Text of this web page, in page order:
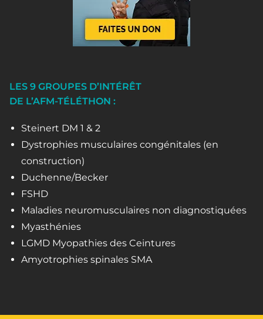
LES 9 GROUPES D’INTÉRÊT
DE L’AFM-TÉLÉTHON :
Steinert DM 1 & 2
Dystrophies musculaires congénitales (en
construction)
Duchenne/Becker
FSHD
Maladies neuromusculaires non diagnostiquées
Myasthénies
LGMD Myopathies des Ceintures
Amyotrophies spinales SMA